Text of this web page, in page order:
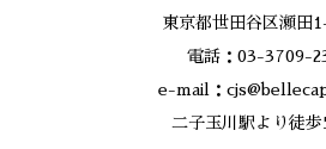
東京都世田谷区瀬田
電話：03-3709-
e-mail：
二子玉川駅より徒歩